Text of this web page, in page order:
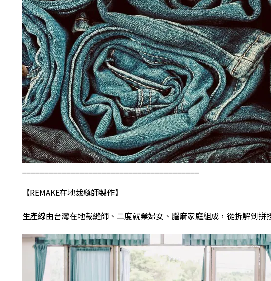
【REMAKE在地裁縫師製作】
生產線由台灣在地裁縫師、二度就業婦女、腦麻家庭組成，從拆解到拼